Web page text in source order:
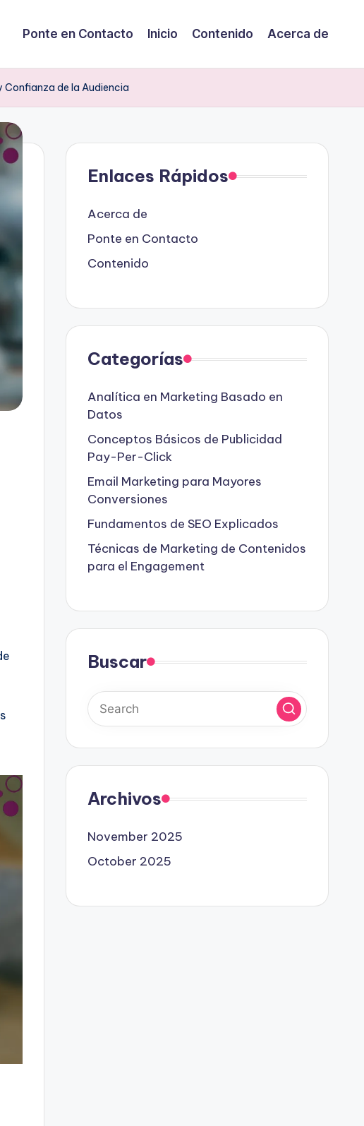
Ponte en Contacto Inicio Contenido Acerca de
Confianza de la Audiencia
Enlaces Rápidos
Acerca de
Ponte en Contacto
Contenido
Categorías
Analítica en Marketing Basado en
Datos
Conceptos Básicos de Publicidad
Pay-Per-Click
Email Marketing para Mayores
Conversiones
Fundamentos de SEO Explicados
Técnicas de Marketing de Contenidos
para el Engagement
Buscar
Archivos
November 2025
October 2025